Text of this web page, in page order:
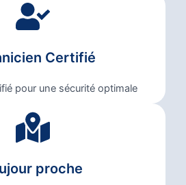
Certifié
pour une sécurité optimale
proche